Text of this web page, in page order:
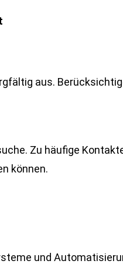
aus.
Zu häufige
können.
und